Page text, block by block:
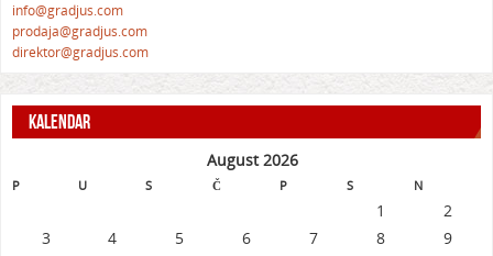
info@gradjus.com
prodaja@gradjus.com
direktor@gradjus.com
KALENDAR
August 2026
P U S Č P S N
1
2
3
4 5 6 7 8
9